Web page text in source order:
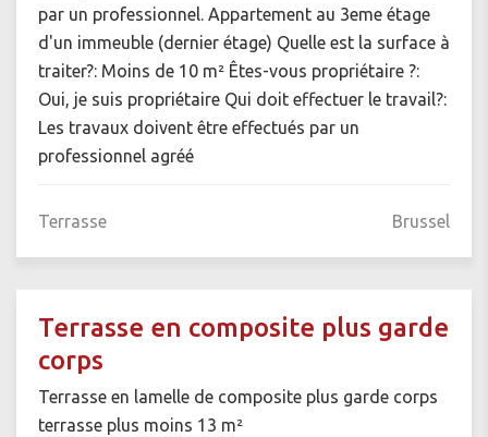
par un professionnel. Appartement au 3eme étage
d'un immeuble (dernier étage) Quelle est la surface à
traiter?: Moins de 10 m² Êtes-vous propriétaire ?:
Oui, je suis propriétaire Qui doit effectuer le travail?:
Les travaux doivent être effectués par un
professionnel agréé
Terrasse Brussel
Terrasse en composite plus garde
corps
Terrasse en lamelle de composite plus garde corps
terrasse plus moins 13 m²